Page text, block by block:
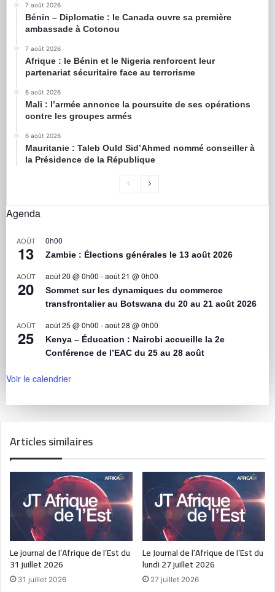
7 août 2026
Bénin – Diplomatie : le Canada ouvre sa première
ambassade à Cotonou
7 août 2026
Afrique : le Bénin et le Nigeria renforcent leur
partenariat sécuritaire face au terrorisme
6 août 2026
Mali : l’armée annonce la poursuite de ses opérations
contre les groupes armés
6 août 2026
Mauritanie : Taleb Ould Sid’Ahmed nommé conseiller à
la Présidence de la République
Agenda
AOÛT
13
0h00
Zambie : Élections générales le 13 août 2026
AOÛT
20
août 20 @ 0h00 -août 21 @ 0h00
Sommet sur les dynamiques du commerce
transfrontalier au Botswana du 20 au 21 août 2026
AOÛT
25
août 25 @ 0h00 -août 28 @ 0h00
Kenya – Éducation : Nairobi accueille la 2e
Conférence de l’EAC du 25 au 28 août
Voir le calendrier
Articles similaires
Le journal de l’Afrique de l’Est du
31 juillet 2026
31 juillet 2026
Le Journal de l’Afrique de l’Est du
lundi 27 juillet 2026
27 juillet 2026